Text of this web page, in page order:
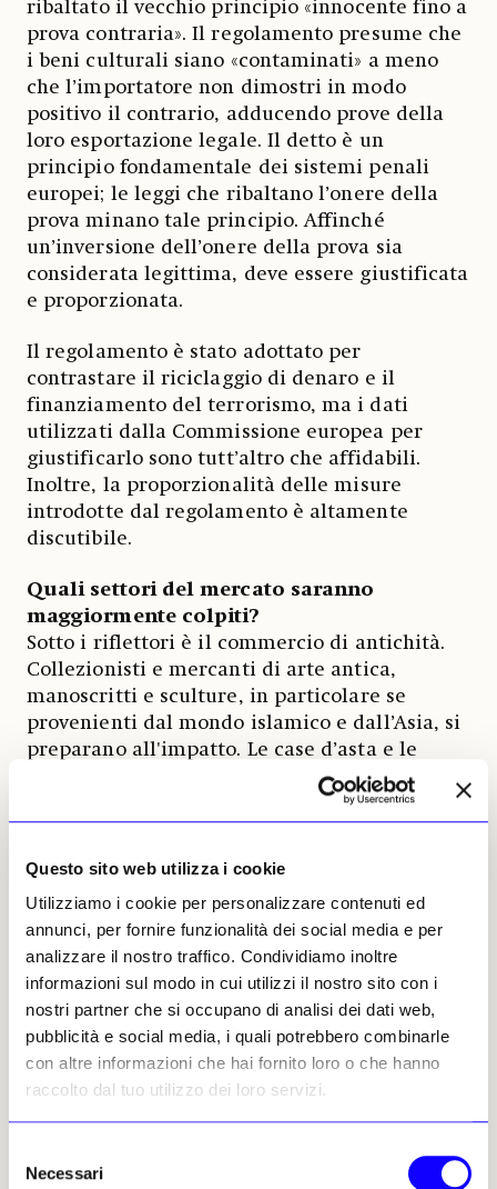
Questo sito web utilizza i cookie
Utilizziamo i cookie per personalizzare contenuti ed
annunci, per fornire funzionalità dei social media e per
analizzare il nostro traffico. Condividiamo inoltre
informazioni sul modo in cui utilizzi il nostro sito con i
nostri partner che si occupano di analisi dei dati web,
pubblicità e social media, i quali potrebbero combinarle
con altre informazioni che hai fornito loro o che hanno
raccolto dal tuo utilizzo dei loro servizi.
delNecessari
ribaltato il vecchio principio «innocente fino a
prova contraria». Il regolamento presume che
i beni culturali siano «contaminati» a meno
che l’importatore non dimostri in modo
positivo il contrario, adducendo prove della
loro esportazione legale. Il detto è un
principio fondamentale dei sistemi penali
europei; le leggi che ribaltano l’onere della
prova minano tale principio. Affinché
un’inversione dell’onere della prova sia
considerata legittima, deve essere giustificata
e proporzionata.
Il regolamento è stato adottato per
contrastare il riciclaggio di denaro e il
finanziamento del terrorismo, ma i dati
utilizzati dalla Commissione europea per
giustificarlo sono tutt’altro che affidabili.
Inoltre, la proporzionalità delle misure
introdotte dal regolamento è altamente
discutibile.
Quali settori del mercato saranno
maggiormente colpiti?
Sotto i riflettori è il commercio di antichità.
Collezionisti e mercanti di arte antica,
manoscritti e sculture, in particolare se
provenienti dal mondo islamico e dall’Asia, si
preparano all'impatto. Le case d’asta e le
gallerie che trattano questi oggetti dovranno
sostenere costi di «due diligence» più elevati e
Quali misure possono adottare i mercanti,
le gallerie e i collezionisti per prepararsi
all’introduzione del regolamento?
Innanzitutto, leggere attentamente il testo.
Familiarizzarsi con il regolamento (UE)
2019/880, il regolamento di esecuzione e le
domande e risposte della Commissione
europea. Le dogane e i ministeri della cultura
degli Stati membri dell’Ue stanno pubblicando
importazione; vale la pena studiarli, perché